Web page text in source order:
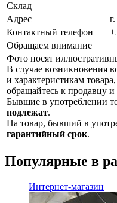
Склад
Адрес
Контактный телефон
Обращаем внимание
Фото носят
В случае возникновения
и характеристикам
обращайтесь к продавцу
Бывшие в употреблении
подлежат.
На товар, бывший в
гарантийный срок.
Популярные в
Интернет-магазин